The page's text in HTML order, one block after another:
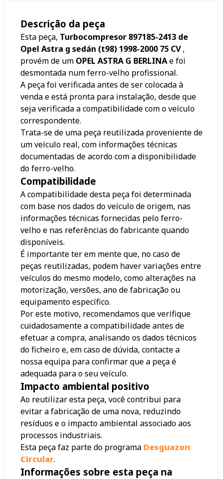
Descrição da peça
Esta peça, Turbocompresor 897185-2413 de
Opel Astra g sedán (t98) 1998-2000 75 CV,
provém de um OPEL ASTRA G BERLINAe foi
desmontada num ferro-velho profissional.
A peça foi verificada antes de ser colocada à
venda e está pronta para instalação, desde que
seja verificada a compatibilidade com o veículo
correspondente.
Trata-se de uma peça reutilizada proveniente de
um veículo real, com informações técnicas
documentadas de acordo com a disponibilidade
do ferro-velho.
Compatibilidade
A compatibilidade desta peça foi determinada
com base nos dados do veículo de origem, nas
informações técnicas fornecidas pelo ferro-
velho e nas referências do fabricante quando
disponíveis.
É importante ter em mente que, no caso de
peças reutilizadas, podem haver variações entre
veículos do mesmo modelo, como alterações na
motorização, versões, ano de fabricação ou
equipamento específico.
Por este motivo, recomendamos que verifique
cuidadosamente a compatibilidade antes de
efetuar a compra, analisando os dados técnicos
do ficheiro e, em caso de dúvida, contacte a
nossa equipa para confirmar que a peça é
adequada para o seu veículo.
Impacto ambiental positivo
Ao reutilizar esta peça, você contribui para
evitar a fabricação de uma nova, reduzindo
resíduos e o impacto ambiental associado aos
processos industriais.
Esta peça faz parte do programa Desguazon
Circular.
Informações sobre esta peça na